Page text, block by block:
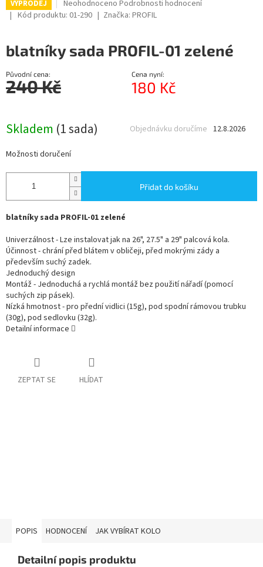
VÝPRODEJ
Průměrné
hodnocení
0,0
z
Neohodnoceno Podrobnosti hodnocení
Kód produktu: 01-290 Značka:PROFIL
blatníky sada PROFIL-01 zelené
Původní cena:
240 Kč
Cena nyní:
180 Kč
Skladem (1 sada) 12.8.2026
Objednávku doručíme
Možnosti doručení
Přidat do košíku
blatníky sada PROFIL-01 zelené
Univerzálnost - Lze instalovat jak na 26", 27.5" a 29" palcová kola.
Účinnost - chrání před blátem v obličeji, před mokrými zády a
především suchý zadek.
Jednoduchý design
Montáž - Jednoduchá a rychlá montáž bez použití nářadí (pomocí
suchých zip pásek).
Nízká hmotnost - pro přední vidlici (15g), pod spodní rámovou trubku
(30g), pod sedlovku (32g).
Detailní informace
ZEPTAT SE HLÍDAT
POPIS HODNOCENÍ JAK VYBÍRAT KOLO
Detailní popis produktu